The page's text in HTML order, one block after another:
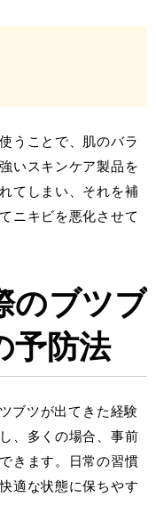
うことで、肌のバラ
いスキンケア製品を
てしまい、それを補
ニキビを悪化させて
のブツブ
予防法
ブツが出てきた経験
、多くの場合、事前
きます。日常の習慣
適な状態に保ちやす